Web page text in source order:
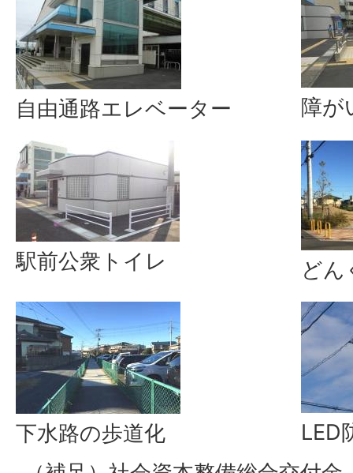
自由通路エレベーター 障が
駅前公衆トイレ どん
下水路の歩道化
LED